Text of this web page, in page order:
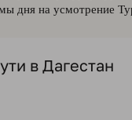
дня на усмотрение
в Дагестан